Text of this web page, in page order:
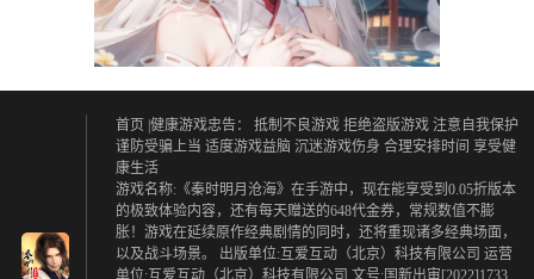
首页 |健康游戏忠告： 抵制不良游戏 拒绝盗版游戏 注意自我保护
谨防受骗上当 适度游戏益脑 沉迷游戏伤身 合理安排时间 享受健
康生活
游戏名称:《秦时明月沧海》在手游中，现在能享受到0.05折版本
的极致体验内容，还有每天赠送的648代金券，常规数值不膨
胀！游戏在延续原作经典剧情的同时，还将重现诸多经典场面，
以及战斗场景。 出版单位:互爱互动（北京）科技有限公司 运营
单位:互爱互动（北京）科技有限公司 文号:国新出审[2022]1733